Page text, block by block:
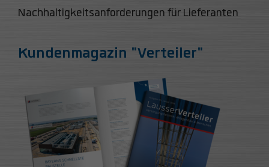
Nachhaltigkeitsanforderungen für Lieferanten
Kundenmagazin "Verteiler"